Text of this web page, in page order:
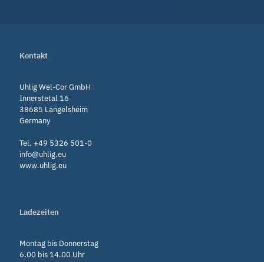
Kontakt
Uhlig Wel-Cor GmbH
Innerstetal 16
38685 Langelsheim
Germany
Tel. +49 5326 501-0
info@uhlig.eu
www.uhlig.eu
Ladezeiten
Montag bis Donnerstag
6.00 bis 14.00 Uhr